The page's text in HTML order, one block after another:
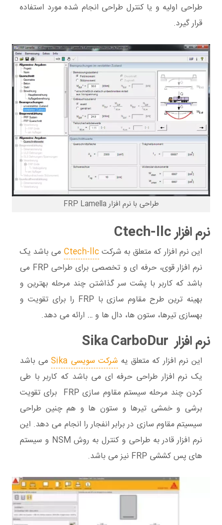
طراحی اولیه و یا کنترل طراحی انجام شده مورد استفاده
قرار گیرد.
طراحی با نرم افزار FRP Lamella
نرم افزار Ctech-llc
این نرم افزار که متعلق به شرکت Ctech-llc می باشد یک
نرم افزار قوی، حرفه ای و تخصصی برای طراحی FRP می
باشد که کاربر با پشت سر گذاشتن چند مرحله بهترین و
بهینه ترین طرح مقاوم سازی با FRP را برای تقویت و
بهسازی تیرها، ستون ها، دال ها و … ارائه می دهد.
نرم افزار Sika CarboDur
این نرم افزار که متعلق یه شرکت سویسی Sika
می باشد
یک نرم افزار طراحی حرفه ای می باشد که کاربر با طی
کردن چند مرحله سیستم مقاوم سازی FRP برای تقویت
برشی و خمشی تیرها و ستون ها و هم چنین طراحی
سیسیتم مقاوم سازی در برابر انفجار را انجام می دهد. این
نرم افزار قادر به طراحی و کنترل به روش NSM و سیستم
های پس کششی FRP نیز می باشد.